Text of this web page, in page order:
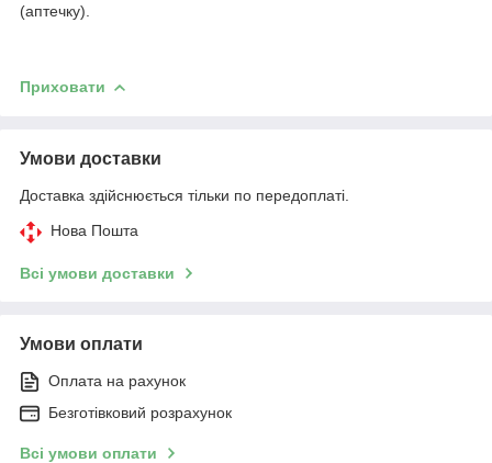
(аптечку).
Приховати
Умови доставки
Доставка здійснюється тільки по передоплаті.
Нова Пошта
Всі умови доставки
Умови оплати
Оплата на рахунок
Безготівковий розрахунок
Всі умови оплати